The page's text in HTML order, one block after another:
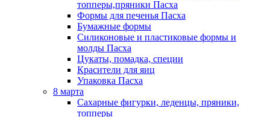
топперы,пряники Пасха
Формы для печенья Пасха
Бумажные формы
Силиконовые и пластиковые формы и
молды Пасха
Цукаты, помадка, специи
Красители для яиц
Упаковка Пасха
8 марта
Сахарные фигурки, леденцы, пряники,
топперы